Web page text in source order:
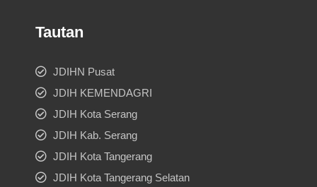
Tautan
JDIHN Pusat
JDIH KEMENDAGRI
JDIH Kota Serang
JDIH Kab. Serang
JDIH Kota Tangerang
JDIH Kota Tangerang Selatan